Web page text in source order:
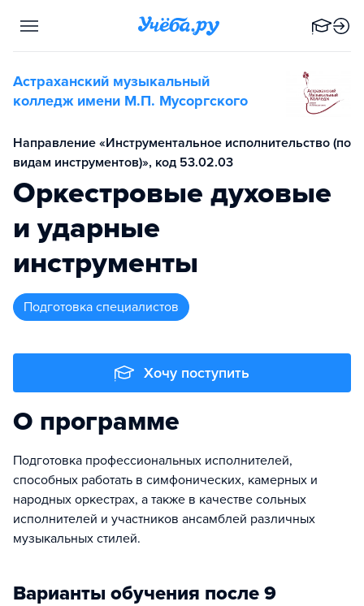
Астраханский музыкальный
колледж имени М.П. Мусоргского
Направление «Инструментальное исполнительство (по
видам инструментов)», код 53.02.03
Оркестровые духовые
и ударные
инструменты
подготовка специалистов
Хочу поступить
О программе
Подготовка профессиональных исполнителей,
способных работать в симфонических, камерных и
народных оркестрах, а также в качестве сольных
исполнителей и участников ансамблей различных
музыкальных стилей.
Варианты обучения после 9